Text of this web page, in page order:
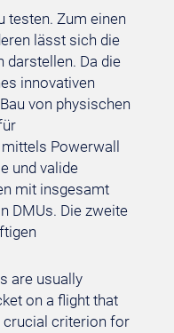
testen. Zum einen
lässt sich die
darstellen. Da die
innovativen
von physischen
Powerwall
und valide
mit insgesamt
DMUs. Die zweite
are usually
on a flight that
crucial criterion for